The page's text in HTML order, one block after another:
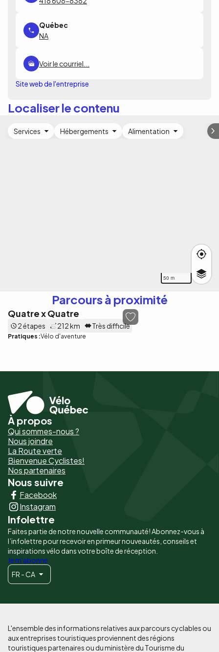
NA
Voir le courriel...
Site web de l'entreprise
Localiser le contenu
50 m
Services Hébergements Alimentation
Parcours à proximité
Quatre x Quatre
2 étapes 212 km Très difficile
Pratiques :Vélo d'aventure
Pied
de
page
-
Liens
principaux
À propos
Qui sommes-nous ?
Nous joindre
La Route verte
Bienvenue Cyclistes!
Nos partenaires
Nous suivre
Facebook
Instagram
Infolettre
Faites partie de notre nouvelle communauté! Abonnez-vous à
l’infolettre pour recevoir en primeur nouveautés, conseils et
inspirations vélo dans votre boîte de réception.
Je m'abonne
FR - CA
L'ensemble des informations relatives aux parcours cyclables ou
aux entreprises touristiques proviennent des régions
touristiques partenaires ou du ministère du Tourisme du